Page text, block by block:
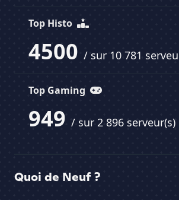
Top Histo
4500 / sur 10 781
Top Gaming
949 / sur 2 896 serveur(s)
Quoi de Neuf ?